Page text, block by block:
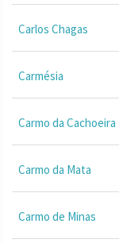
Carlos Chagas
Carmésia
Carmo da Cachoeira
Carmo da Mata
Carmo de Minas